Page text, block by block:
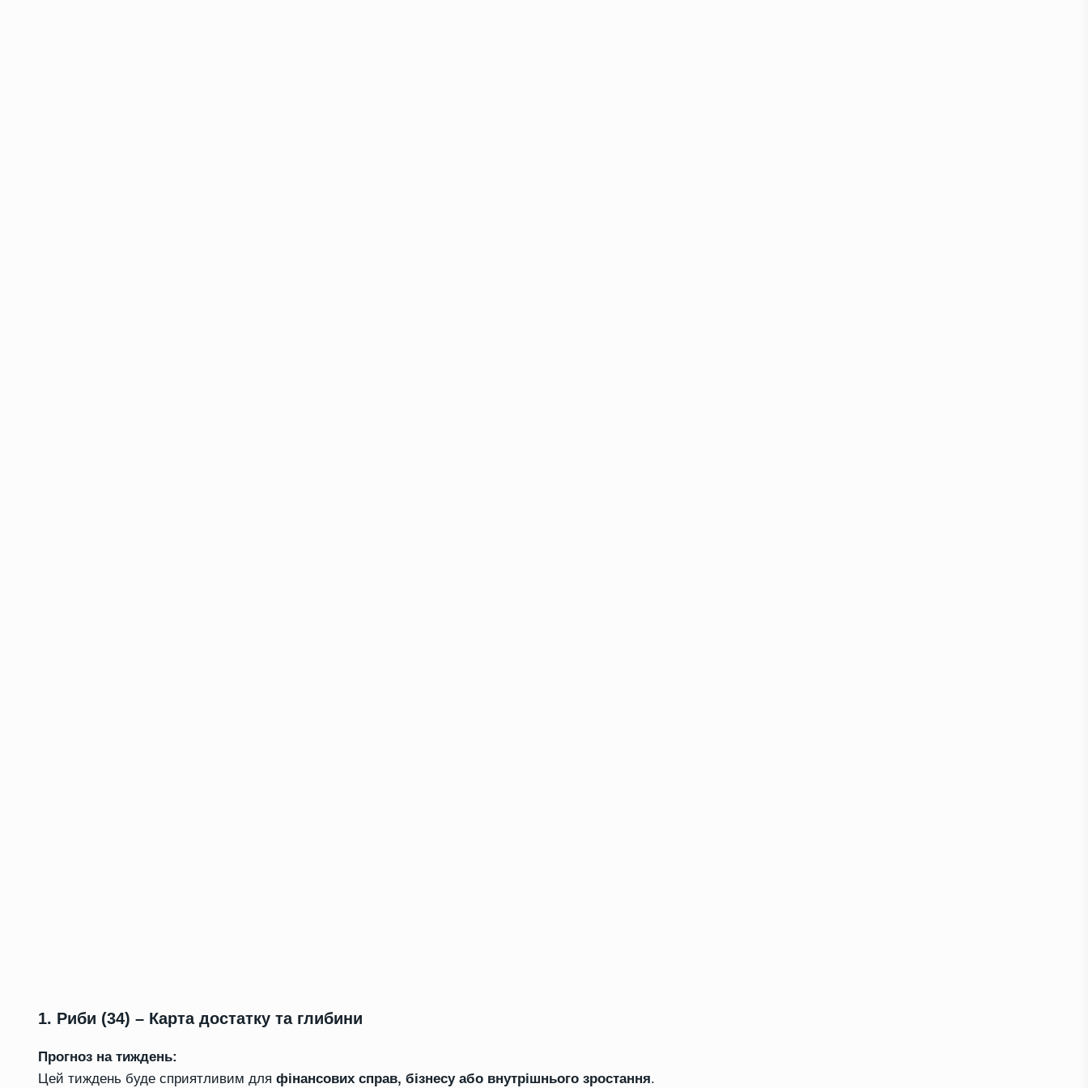
1. Риби (34) – Карта достатку та глибини
Прогноз на тиждень:
Цей тиждень буде сприятливим для фінансових справ, бізнесу або внутрішнього зростання.